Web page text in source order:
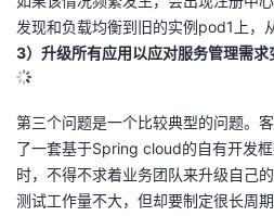
发现和负载均衡到旧的实例pod1上，
3）升级所有应用以应对服务管理需求
第三个问题是一个比较典型的问题。
了一套基于Spring cloud的自有开发
时，不得不求着业务团队来升级自己
测试工作量不大，但却要制定很长周